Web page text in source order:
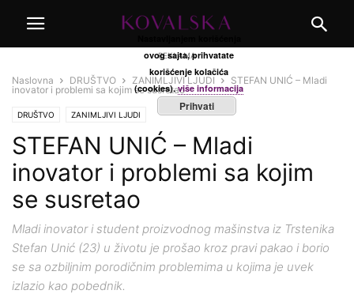
REKLAMA
Naslovna DRUŠTVO ZANIMLJIVI LJUDI
STEFAN UNIĆ – Mladi
inovator i problemi sa kojim se susretao
DRUŠTVO ZANIMLJIVI LJUDI
STEFAN UNIĆ – Mladi
inovator i problemi sa kojim
se susretao
Mladi inovator i student proizvodnog mašinstva iz Trstenika
Stefan Unić (23) u životu je prošao kroz pravi pakao i borio
se sa ozbiljnim porodičnim problemima u kojima je uvek
izlazio kao pobednik.
ovog sajta, prihvatate
korišćenje kolačića
(cookies).više informacija
Prihvati